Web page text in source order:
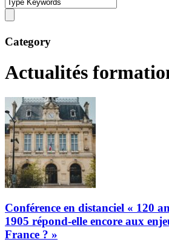
Category
Actualités
Conférence en distanciel « 120
1905 répond-elle encore aux
France ? »